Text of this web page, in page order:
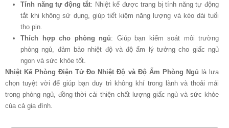
Tính năng tự động tắt: Nhiệt kế được trang bị tính năng tự động
tắt khi không sử dụng, giúp tiết kiệm năng lượng và kéo dài tuổi
thọ pin.
Thích hợp cho phòng ngủ: Giúp bạn kiểm soát môi trường
phòng ngủ, đảm bảo nhiệt độ và độ ẩm lý tưởng cho giấc ngủ
ngon và sức khỏe tốt.
Nhiệt Kế Phòng Điện Tử Đo Nhiệt Độ và Độ Ẩm Phòng Ngủ là lựa
chọn tuyệt vời để giúp bạn duy trì không khí trong lành và thoải mái
trong phòng ngủ, đồng thời cải thiện chất lượng giấc ngủ và sức khỏe
của cả gia đình.